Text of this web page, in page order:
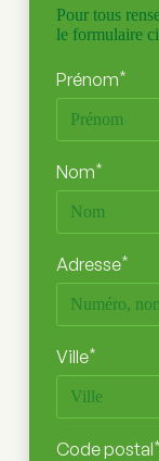
Pour tous
le formulaire
Prénom*
Nom*
Adresse*
Ville*
Code postal*